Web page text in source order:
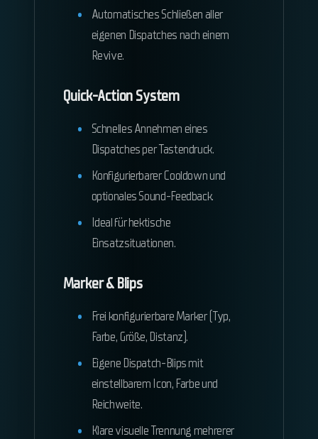
Automatisches Schließen aller
eigenen Dispatches nach einem
Revive.
Quick-Action System
Schnelles Annehmen eines
Dispatches per Tastendruck.
Konfigurierbarer Cooldown und
optionales Sound-Feedback.
Ideal für hektische
Einsatzsituationen.
Marker & Blips
Frei konfigurierbare Marker (Typ,
Farbe, Größe, Distanz).
Eigene Dispatch-Blips mit
einstellbarem Icon, Farbe und
Reichweite.
Klare visuelle Trennung mehrerer